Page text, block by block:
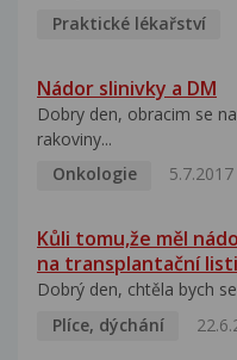
Praktické lékařství
Nádor slinivky a DM
Dobry den, obracim se
rakoviny...
Onkologie
5.7.2017
Kůli tomu,že měl
na transplantační
Dobrý den, chtěla bych
Plíce, dýchání